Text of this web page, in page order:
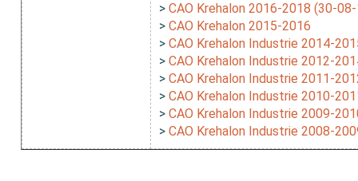
>CAO Krehalon 2016-2018 (30-
>CAO Krehalon 2015-2016
>CAO Krehalon Industrie 2014-
>CAO Krehalon Industrie 2012-
>CAO Krehalon Industrie 2011-
>CAO Krehalon Industrie 2010-
>CAO Krehalon Industrie 2009-
>CAO Krehalon Industrie 2008-